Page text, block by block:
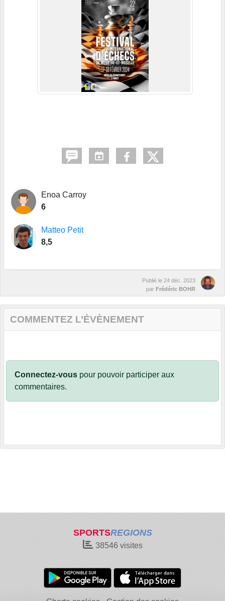
Enoa Carroy
6
Matteo Petit
8,5
Publié le 24 déc. 2023
par Frédéric BOHR
COMMENTEZ L’ÉVÈNEMENT
Connectez-vous pour pouvoir participer aux
commentaires.
SPORTSREGIONS
38546visites